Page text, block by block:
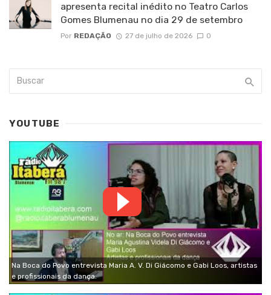
apresenta recital inédito no Teatro Carlos
Gomes Blumenau no dia 29 de setembro
Por REDAÇÃO 27 de julho de 2026 0
YOUTUBE
Na Boca do Povo entrevista Maria A. V. Di Giácomo e Gabi Loos, artistas
e profissionais da dança.